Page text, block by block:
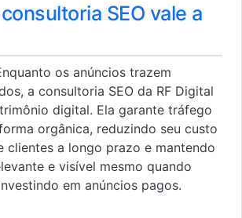
SEO vale a
os anúncios trazem
a consultoria SEO da RF Digital
digital. Ela garante tráfego
orgânica, reduzindo seu custo
clientes a longo prazo e mantendo
e visível mesmo quando
em anúncios pagos.